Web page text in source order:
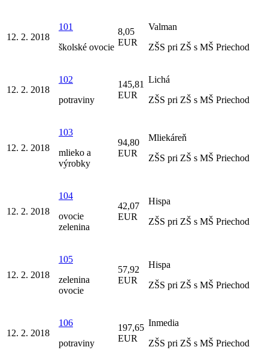
12. 2. 2018
101
školské ovocie
8,05
EUR
Valman
ZŠS pri ZŠ s MŠ Priechod
12. 2. 2018
102
potraviny
145,81
EUR
Lichá
ZŠS pri ZŠ s MŠ Priechod
12. 2. 2018
103
mlieko a
výrobky
94,80
EUR
Mliekáreň
ZŠS pri ZŠ s MŠ Priechod
12. 2. 2018
104
ovocie
zelenina
42,07
EUR
Hispa
ZŠS pri ZŠ s MŠ Priechod
12. 2. 2018
105
zelenina
ovocie
57,92
EUR
Hispa
ZŠS pri ZŠ s MŠ Priechod
12. 2. 2018
106
potraviny
197,65
EUR
Inmedia
ZŠS pri ZŠ s MŠ Priechod